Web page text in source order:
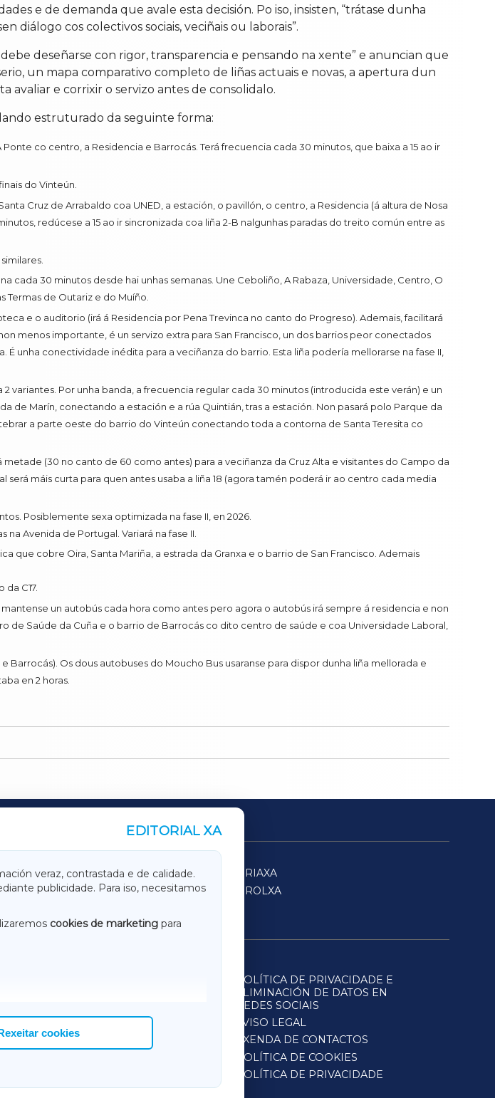
e de demanda que avale esta decisión. Po iso, insisten, “trátase dunha
diálogo cos colectivos sociais, veciñais ou laborais”.
deseñarse con rigor, transparencia e pensando na xente” e anuncian que
un mapa comparativo completo de liñas actuais e novas, a apertura dun
e corrixir o servizo antes de consolidalo.
estruturado da seguinte forma:
co centro, a Residencia e Barrocás. Terá frecuencia cada 30 minutos, que baixa a 15 ao ir
do Vinteún.
Cruz de Arrabaldo coa UNED, a estación, o pavillón, o centro, a Residencia (á altura de Nosa
redúcese a 15 ao ir sincronizada coa liña 2-B nalgunhas paradas do treito común entre as
cada 30 minutos desde hai unhas semanas. Une Ceboliño, A Rabaza, Universidade, Centro, O
Termas de Outariz e do Muíño.
e o auditorio (irá á Residencia por Pena Trevinca no canto do Progreso). Ademais, facilitará
menos importante, é un servizo extra para San Francisco, un dos barrios peor conectados
É unha conectividade inédita para a veciñanza do barrio. Esta liña podería mellorarse na fase II,
variantes. Por unha banda, a frecuencia regular cada 30 minutos (introducida este verán) e un
Marín, conectando a estación e a rúa Quintián, tras a estación. Non pasará polo Parque da
a parte oeste do barrio do Vinteún conectando toda a contorna de Santa Teresita co
(30 no canto de 60 como antes) para a veciñanza da Cruz Alta e visitantes do Campo da
máis curta para quen antes usaba a liña 18 (agora tamén poderá ir ao centro cada media
Posiblemente sexa optimizada na fase II, en 2026.
Avenida de Portugal. Variará na fase II.
que cobre Oira, Santa Mariña, a estrada da Granxa e o barrio de San Francisco. Ademais
da C17.
un autobús cada hora como antes pero agora o autobús irá sempre á residencia e non
de Saúde da Cuña e o barrio de Barrocás co dito centro de saúde e coa Universidade Laboral,
Os dous autobuses do Moucho Bus usaranse para dispor dunha liña mellorada e
en 2 horas.
EDITORIAL XA
veraz, contrastada e de calidade.
publicidade. Para iso, necesitamos
cookies de marketing para
cookies
TERRACHAXA
SARRIAXA
ACORUÑAXA
FERROLXA
POLÍTICA DE PRIVACIDADE E
ELIMINACIÓN DE DATOS EN
REDES SOCIAIS
AVISO LEGAL
AXENDA DE CONTACTOS
POLÍTICA DE COOKIES
POLÍTICA DE PRIVACIDADE